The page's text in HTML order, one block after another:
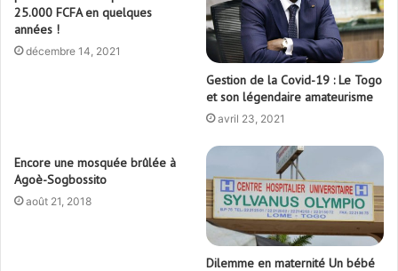
25.000 FCFA en quelques
années !
décembre 14, 2021
Gestion de la Covid-19 : Le Togo
et son légendaire amateurisme
avril 23, 2021
Encore une mosquée brûlée à
Agoè-Sogbossito
août 21, 2018
Dilemme en maternité Un bébé